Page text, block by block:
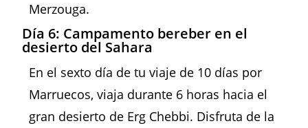
Merzouga.
Día 6: Campamento bereber en el
desierto del Sahara
En el sexto día de tu viaje de 10 días por
Marruecos, viaja durante 6 horas hacia el
gran desierto de Erg Chebbi. Disfruta de la